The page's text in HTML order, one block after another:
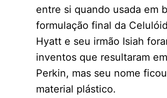
entre si quando usada em
formulação final da
Hyatt e seu irmão Isiah
inventos que resultaram
Perkin, mas seu nome
material plástico.